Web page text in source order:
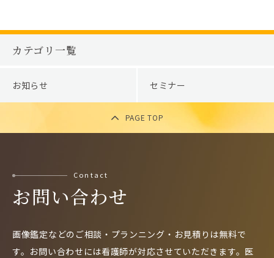
カテゴリ一覧
お知らせ セミナー
PAGE TOP
Contact
お問い合わせ
画像鑑定などのご相談・プランニング・お見積りは無料で
す。 お問い合わせには看護師が対応させていただきます。 医